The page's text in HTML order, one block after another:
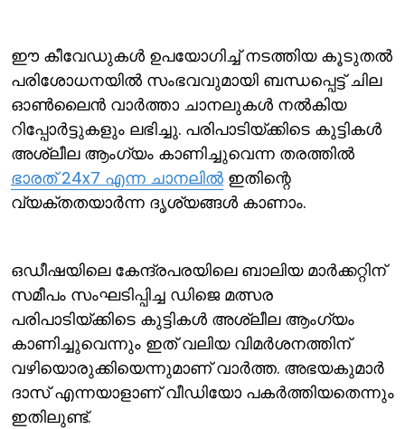
ഈ കീവേഡുകള്‍ ഉപയോഗിച്ച് നടത്തിയ കൂടുതല്‍
പരിശോധനയില്‍ സംഭവവുമായി ബന്ധപ്പെട്ട് ചില
ഓണ്‍ലൈന്‍ വാര്‍ത്താ ചാനലുകള്‍ നല്‍കിയ
റിപ്പോര്‍ട്ടുകളും ലഭിച്ചു. പരിപാടിയ്ക്കിടെ കുട്ടികള്‍
അശ്ലീല ആംഗ്യം കാണിച്ചുവെന്ന തരത്തില്‍
ഭാരത് 24x7 എന്ന ചാനലില്‍ ഇതിന്റെ
വ്യക്തതയാര്‍ന്ന ദൃശ്യങ്ങള്‍ കാണാം.
ഒഡീഷയിലെ കേന്ദ്രപരയിലെ ബാലിയ മാര്‍ക്കറ്റിന്
സമീപം സംഘടിപ്പിച്ച ഡിജെ മത്സര
പരിപാടിയ്ക്കിടെ കുട്ടികള്‍ അശ്ലീല ആംഗ്യം
കാണിച്ചുവെന്നും ഇത് വലിയ വിമര്‍ശനത്തിന്
വഴിയൊരുക്കിയെന്നുമാണ് വാര്‍ത്ത. അഭയകുമാര്‍
ദാസ് എന്നയാളാണ് വീഡിയോ പകര്‍ത്തിയതെന്നും
ഇതിലുണ്ട്.